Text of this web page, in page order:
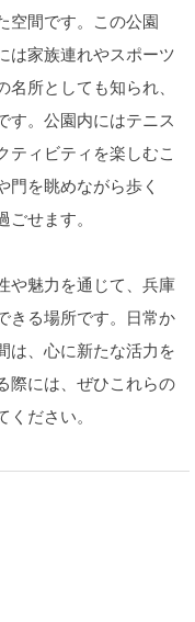
空間です。この公園
は家族連れやスポーツ
所としても知られ、
す。公園内にはテニス
ティビティを楽しむこ
門を眺めながら歩く
せます。
や魅力を通じて、兵庫
きる場所です。日常か
は、心に新たな活力を
際には、ぜひこれらの
ださい。